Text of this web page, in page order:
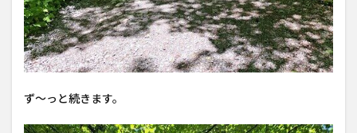
ず〜っと続きます。